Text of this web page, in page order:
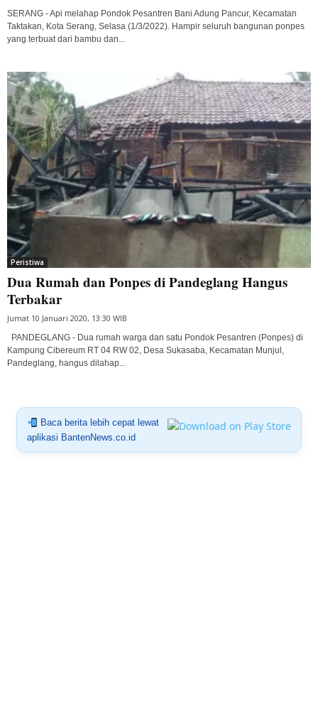
SERANG - Api melahap Pondok Pesantren Bani Adung Pancur, Kecamatan
Taktakan, Kota Serang, Selasa (1/3/2022). Hampir seluruh bangunan ponpes
yang terbuat dari bambu dan...
Peristiwa
Dua Rumah dan Ponpes di Pandeglang Hangus
Terbakar
Jumat 10 Januari 2020, 13:30 WIB
PANDEGLANG - Dua rumah warga dan satu Pondok Pesantren (Ponpes) di
Kampung Cibereum RT 04 RW 02, Desa Sukasaba, Kecamatan Munjul,
Pandeglang, hangus dilahap...
Baca berita lebih cepat lewat
aplikasi BantenNews.co.id